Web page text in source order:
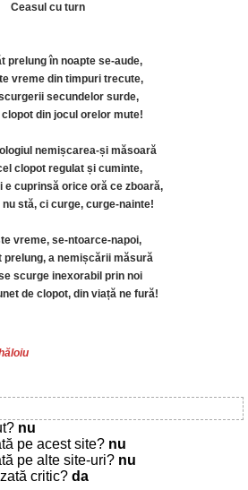
Ceasul cu turn
prelung în noapte se-aude,
vreme din timpuri trecute,
secundelor surde,
clopot din jocul orelor mute!
nemișcarea-și măsoară
clopot regulat și cuminte,
e cuprinsă orice oră ce zboară,
stă, ci curge, curge-nainte!
vreme, se-ntoarce-napoi,
prelung, a nemișcării măsură
scurge inexorabil prin noi
de clopot, din viață ne fură!
nu
pe acest site? nu
pe alte site-uri? nu
critic? da